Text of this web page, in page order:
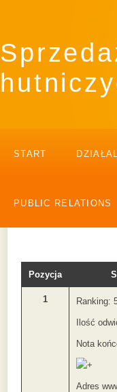
START
PUBLIC RELATIONS
Pozycja
1 Ranking:
Ilość
Nota
Adres